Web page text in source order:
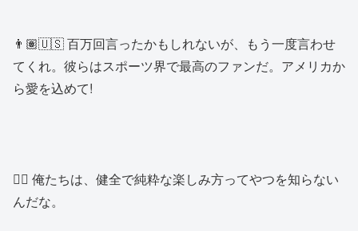
👨🏽🇺🇸 百万回言ったかもしれないが、もう一度言わせ
てくれ。彼らはスポーツ界で最高のファンだ。アメリカか
ら愛を込めて!
👱‍♂️ 俺たちは、健全で純粋な楽しみ方ってやつを知らない
んだな。